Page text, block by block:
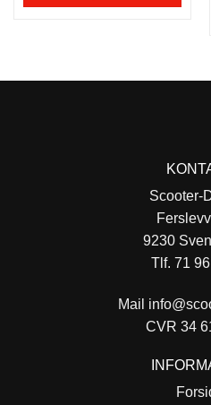
Scooter-
9230
Tlf. 71
Mail
CVR 34